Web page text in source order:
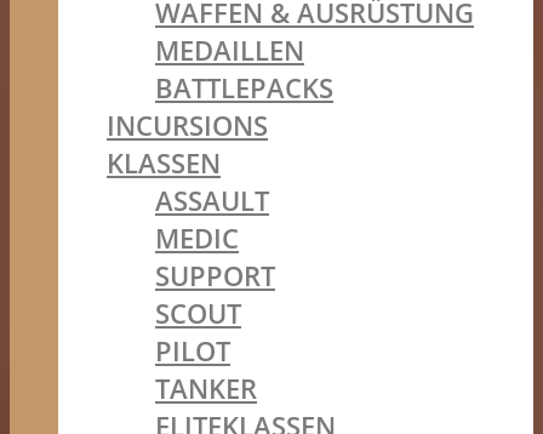
WAFFEN & AUSRÜSTUNG
MEDAILLEN
BATTLEPACKS
INCURSIONS
KLASSEN
ASSAULT
MEDIC
SUPPORT
SCOUT
PILOT
TANKER